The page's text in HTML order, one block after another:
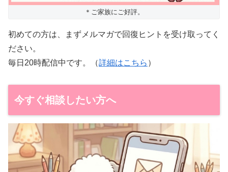
＊ご家族にご好評。
初めての方は、まずメルマガで回復ヒントを受け取ってく
ださい。
毎日20時配信中です。（詳細はこちら ）
今すぐ相談したい方へ